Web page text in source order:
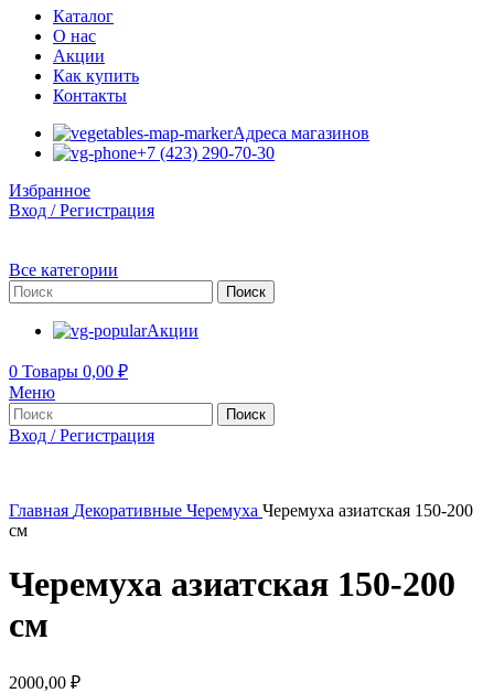
Каталог
О нас
Акции
Как купить
Контакты
Адреса магазинов
+7 (423) 290-70-30
Избранное
Вход / Регистрация
Все категории
Поиск
Акции
0 Товары 0,00 ₽
Меню
Поиск
Вход / Регистрация
Главная Декоративные Черемуха Черемуха азиатская 150-200
см
Черемуха азиатская 150-200
см
2000,00 ₽